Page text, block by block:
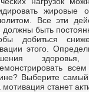
Все эти
должны быть
добиться
этого.
Выберите
мотивация станет